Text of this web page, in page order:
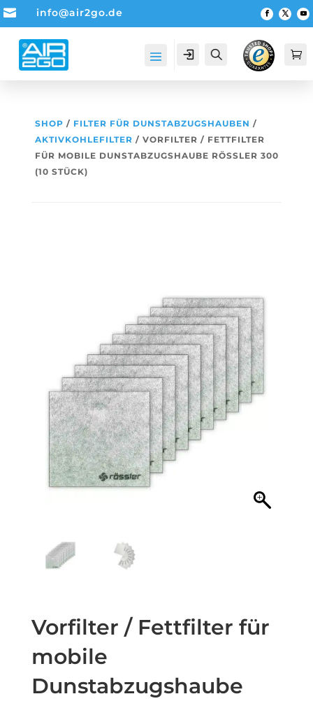
 info@air2go.de
Account Suche 
SHOP / FILTER FÜR DUNSTABZUGSHAUBEN /
AKTIVKOHLEFILTER / VORFILTER / FETTFILTER
FÜR MOBILE DUNSTABZUGSHAUBE RÖSSLER 300
(10 STÜCK)
Vorfilter / Fettfilter für
mobile
Dunstabzugshaube